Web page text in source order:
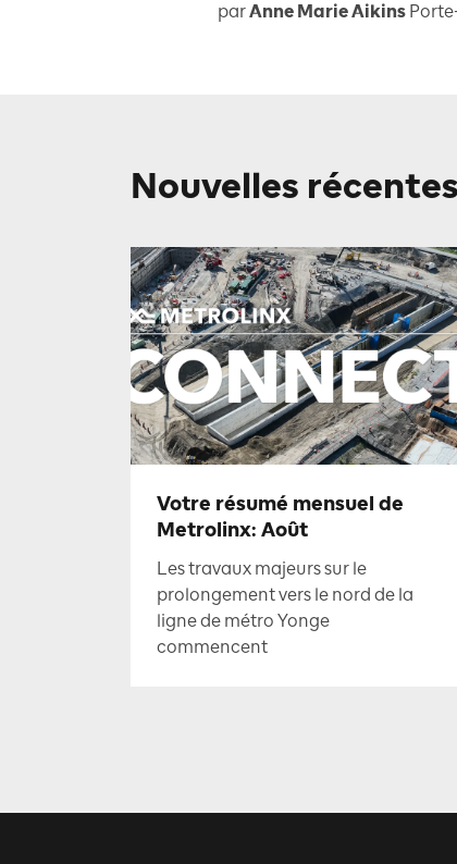
parAnne Marie Aikins
Nouvelles récentes
Votre résumé mensuel de
Metrolinx: Août
Les travaux majeurs sur le
prolongement vers le nord de la
ligne de métro Yonge
commencent